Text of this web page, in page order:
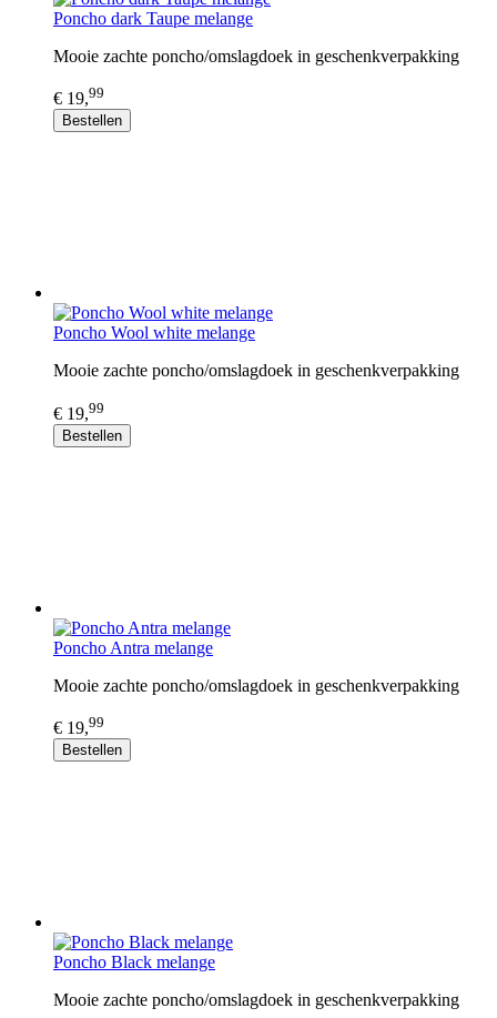
Poncho dark Taupe melange
Mooie zachte poncho/omslagdoek in geschenkverpakking
€ 19,99
Bestellen
Poncho Wool white melange
Mooie zachte poncho/omslagdoek in geschenkverpakking
€ 19,99
Bestellen
Poncho Antra melange
Mooie zachte poncho/omslagdoek in geschenkverpakking
€ 19,99
Bestellen
Poncho Black melange
Mooie zachte poncho/omslagdoek in geschenkverpakking